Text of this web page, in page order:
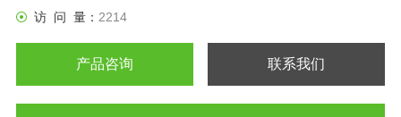
访 问 量： 2214
产品咨询 联系我们